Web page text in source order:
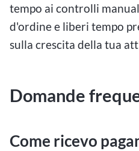
tempo ai controlli
d'ordine e liberi tempo
sulla crescita della tua
Domande
Come ricevo